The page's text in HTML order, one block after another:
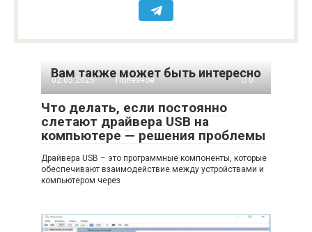
Вам также может быть интересно
02.05.2025 Полезное 0
Что делать, если постоянно
слетают драйвера USB на
компьютере — решения проблемы
Драйвера USB – это программные компоненты, которые
обеспечивают взаимодействие между устройствами и
компьютером через